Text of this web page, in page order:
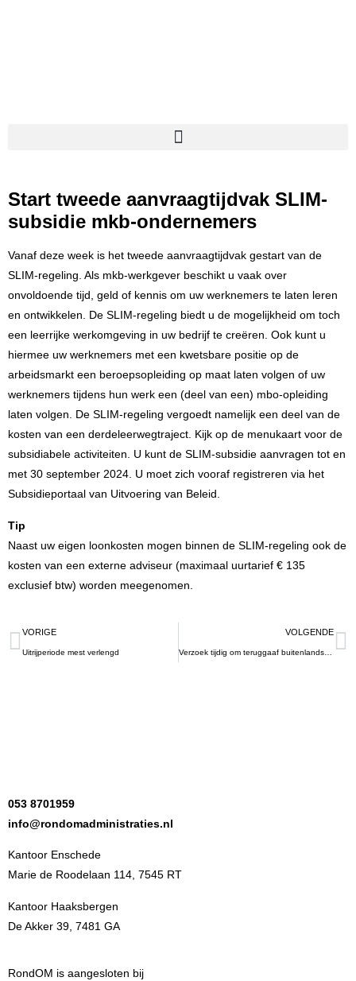
Start tweede aanvraagtijdvak SLIM-
subsidie mkb-ondernemers
Vanaf deze week is het tweede aanvraagtijdvak gestart van de
SLIM-regeling . Als mkb-werkgever beschikt u vaak over
onvoldoende tijd, geld of kennis om uw werknemers te laten leren
en ontwikkelen. De SLIM-regeling biedt u de mogelijkheid om toch
een leerrijke werkomgeving in uw bedrijf te creëren. Ook kunt u
hiermee uw werknemers met een kwetsbare positie op de
arbeidsmarkt een beroepsopleiding op maat laten volgen of uw
werknemers tijdens hun werk een (deel van een) mbo-opleiding
laten volgen. De SLIM-regeling vergoedt namelijk een deel van de
kosten van een derdeleerwegtraject. Kijk op de menukaart voor de
subsidiabele activiteiten. U kunt de SLIM-subsidie aanvragen tot en
met 30 september 2024. U moet zich vooraf registreren via het
Subsidieportaal van Uitvoering van Beleid
Tip
Naast uw eigen loonkosten mogen binnen de SLIM-regeling ook de
kosten van een externe adviseur (maximaal uurtarief € 135
exclusief btw) worden meegenomen.
VORIGE
Uitrijperiode mest verlengd
VOLGENDE
Verzoek tijdig om teruggaaf buitenlandse btw
053 8701959
info@rondomadministraties.nl
Kantoor Enschede
Marie de Roodelaan 114, 7545 RT
Kantoor Haaksbergen
De Akker 39, 7481 GA
RondOM is aangesloten bij